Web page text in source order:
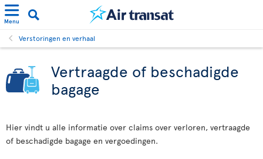
Menu
Verstoringen en verhaal
Vertraagde of beschadigde
bagage
Hier vindt u alle informatie over claims over verloren, vertraagde
of beschadigde bagage en vergoedingen.